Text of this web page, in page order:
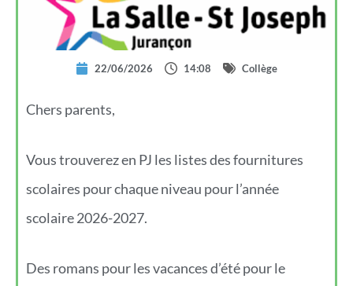
22/06/2026 14:08 Collège
Chers parents,
Vous trouverez en PJ les listes des fournitures
scolaires pour chaque niveau pour l’année
scolaire 2026-2027.
Des romans pour les vacances d’été pour le